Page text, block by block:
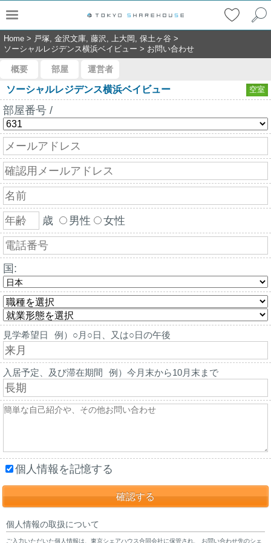
Home > 戸塚, 金沢文庫, 藤沢, 上大岡, 保土ヶ谷 >
ソーシャルレジデンス横浜ベイビュー > お問い合わせ
概要 部屋 運営者
ソーシャルレジデンス横浜ベイビュー 空室
部屋番号 /
歳 男性 女性
国:
見学希望日 例）○月○日、又は○日の午後
入居予定、及び滞在期間 例）今月末から10月末まで
個人情報を記憶する
個人情報の取扱について
ご入力いただいた個人情報は、東京シェアハウス合同会社に保管され、 お問い合わせ先のシェ